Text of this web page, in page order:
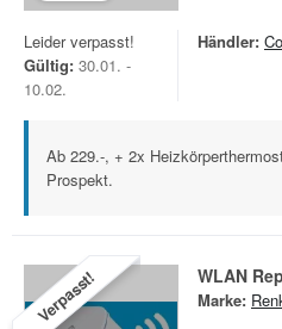
Leider verpasst!
Gültig: 30.01. -
10.02.
Händler:
Ab 229.-, + 2x
Prospekt.
Verpasst! WLAN
Marke: